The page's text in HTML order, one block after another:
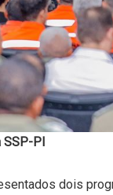
SSP-PI
dois